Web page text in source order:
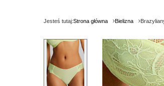
Jesteś tutaj:Strona główna Bielizna